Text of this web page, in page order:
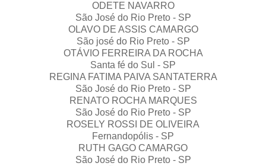
ODETE NAVARRO
São José do Rio Preto - SP
OLAVO DE ASSIS CAMARGO
São josé do Rio Preto - SP
OTÁVIO FERREIRA DA ROCHA
Santa fé do Sul - SP
REGINA FATIMA PAIVA SANTATERRA
São José do Rio Preto - SP
RENATO ROCHA MARQUES
São José do Rio Preto - SP
ROSELY ROSSI DE OLIVEIRA
Fernandopólis - SP
RUTH GAGO CAMARGO
São José do Rio Preto - SP